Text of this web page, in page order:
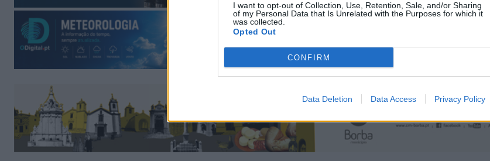
I want to opt-out of Collection, Use, Retention, Sale, and/or Sharing
of my Personal Data that Is Unrelated with the Purposes for which it
was collected.
Opted Out
CONFIRM
Data Deletion Data Access Privacy Policy